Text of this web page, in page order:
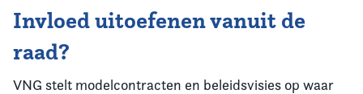
Invloed uitoefenen vanuit de
raad?
VNG stelt modelcontracten en beleidsvisies op waar